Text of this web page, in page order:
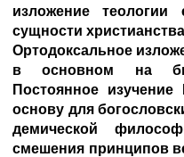
изложение
сущности
Ортодоксальное
в основном на
Постоянное изучение
основу для
демической
смешения принципов